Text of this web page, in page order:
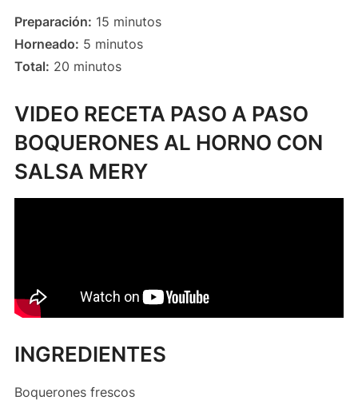
Preparación: 15 minutos
Horneado: 5 minutos
Total: 20 minutos
VIDEO RECETA PASO A PASO
BOQUERONES AL HORNO CON
SALSA MERY
INGREDIENTES
Boquerones frescos